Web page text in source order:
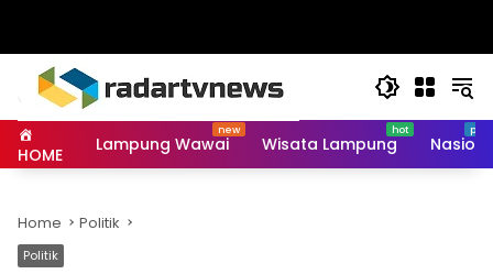
HOME Lampung Wawai Wisata Lampung
Home Politik
Politik